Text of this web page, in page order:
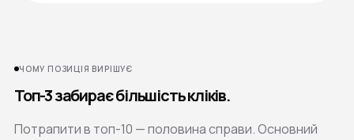
ЧОМУ ПОЗИЦІЯ ВИРІШУЄ
Топ-3 забирає більшість кліків.
Потрапити в топ-10 — половина справи. Основний